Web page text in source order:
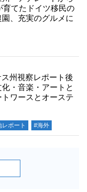
育てたドイツ移民の
、充実のグルメに
ス州視察レポート後
・音楽・アートと
ワースとオーステ
レポート #海外